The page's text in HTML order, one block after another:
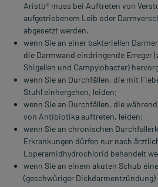
Aristo® muss bei Auftreten von
aufgetriebenem Leib oder
abgesetzt werden.
wenn Sie an einer bakteriellen
die Darmwand eindringende Erreger
Shigellen und Campylobacter)
wenn Sie an Durchfällen, die mit
Stuhl einhergehen, leiden;
wenn Sie an Durchfällen, die
von Antibiotika auftreten, leiden;
wenn Sie an chronischen
Erkrankungen dürfen nur nach
Loperamidhydrochlorid behandelt
wenn Sie an einem akuten Schub
(geschwüriger Dickdarmentzündung)